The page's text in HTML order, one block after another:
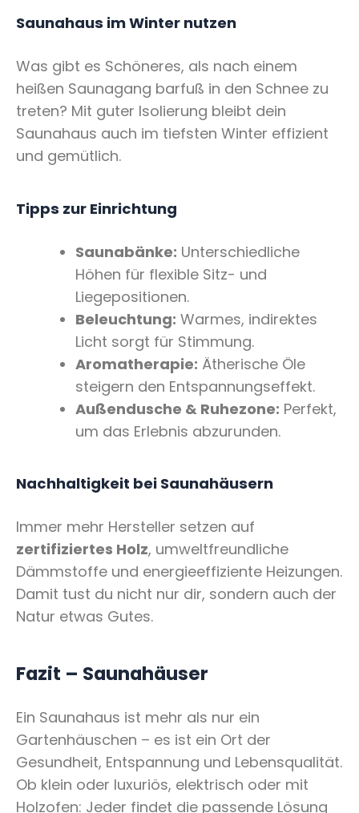
Saunahaus im Winter nutzen
Was gibt es Schöneres, als nach einem
heißen Saunagang barfuß in den Schnee zu
treten? Mit guter Isolierung bleibt dein
Saunahaus auch im tiefsten Winter effizient
und gemütlich.
Tipps zur Einrichtung
Saunabänke: Unterschiedliche
Höhen für flexible Sitz- und
Liegepositionen.
Beleuchtung: Warmes, indirektes
Licht sorgt für Stimmung.
Aromatherapie: Ätherische Öle
steigern den Entspannungseffekt.
Außendusche & Ruhezone: Perfekt,
um das Erlebnis abzurunden.
Nachhaltigkeit bei Saunahäusern
Immer mehr Hersteller setzen auf
zertifiziertes Holz, umweltfreundliche
Dämmstoffe und energieeffiziente Heizungen.
Damit tust du nicht nur dir, sondern auch der
Natur etwas Gutes.
Fazit – Saunahäuser
Ein Saunahaus ist mehr als nur ein
Gartenhäuschen – es ist ein Ort der
Gesundheit, Entspannung und Lebensqualität.
Ob klein oder luxuriös, elektrisch oder mit
Holzofen: Jeder findet die passende Lösung